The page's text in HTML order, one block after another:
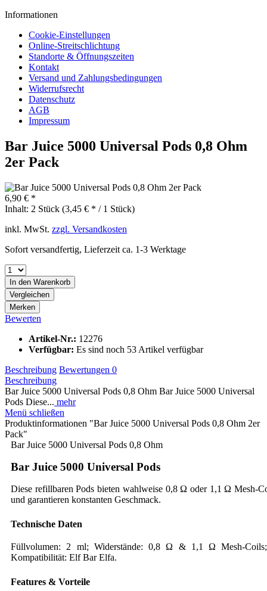
Informationen
Cookie-Einstellungen
Online-Streitschlichtung
Standorte & Öffnungszeiten
Kontakt
Versand und Zahlungsbedingungen
Widerrufsrecht
Datenschutz
AGB
Impressum
Bar Juice 5000 Universal Pods 0,8 Ohm
2er Pack
6,90 € *
Inhalt: 2 Stück (3,45 € * / 1 Stück)
inkl. MwSt. zzgl. Versandkosten
Sofort versandfertig, Lieferzeit ca. 1-3 Werktage
In den Warenkorb
Vergleichen
Merken
Bewerten
Artikel-Nr.: 12276
Verfügbar: Es sind noch 53 Artikel verfügbar
Beschreibung Bewertungen 0
Beschreibung
Bar Juice 5000 Universal Pods 0,8 Ohm Bar Juice 5000 Universal
Pods Diese... mehr
Menü schließen
Produktinformationen "Bar Juice 5000 Universal Pods 0,8 Ohm 2er
Pack"
Bar Juice 5000 Universal Pods 0,8 Ohm
Bar Juice 5000 Universal Pods
Diese refillbaren Pods bieten wahlweise 0,8 Ω oder 1,1 Ω Mesh-
und garantieren konstanten Geschmack.
Technische Daten
Füllvolumen: 2 ml; Widerstände: 0,8 Ω & 1,1 Ω Mesh-Coils;
Kompatibilität: Elf Bar Elfa.
Features & Vorteile